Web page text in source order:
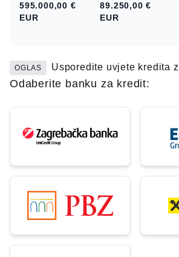
595.000,00 €
EUR
89.250,00 €
EUR
OGLAS Usporedite uvjete kredita
Odaberite banku za kredit: